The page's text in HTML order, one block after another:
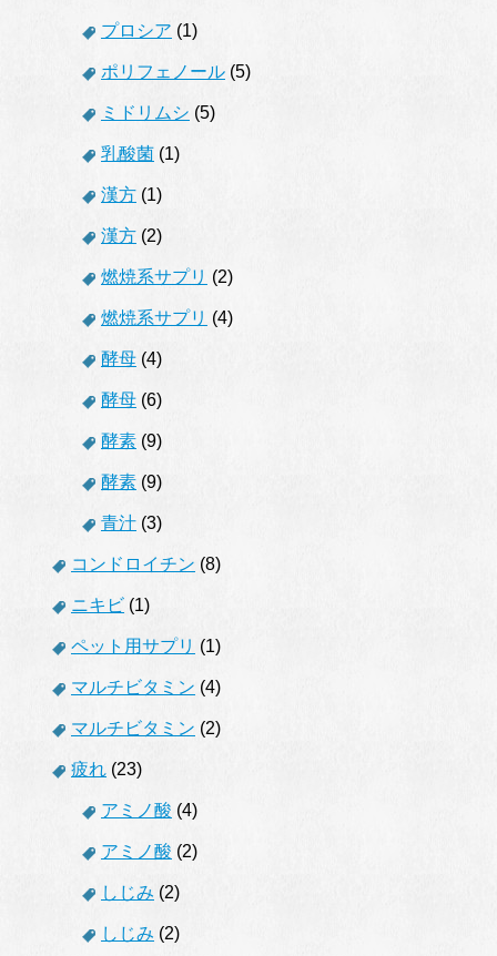
プロシア (1)
ポリフェノール (5)
ミドリムシ (5)
乳酸菌 (1)
漢方 (1)
漢方 (2)
燃焼系サプリ (2)
燃焼系サプリ (4)
酵母 (4)
酵母 (6)
酵素 (9)
酵素 (9)
青汁 (3)
コンドロイチン (8)
ニキビ (1)
ペット用サプリ (1)
マルチビタミン (4)
マルチビタミン (2)
疲れ (23)
アミノ酸 (4)
アミノ酸 (2)
しじみ (2)
しじみ (2)